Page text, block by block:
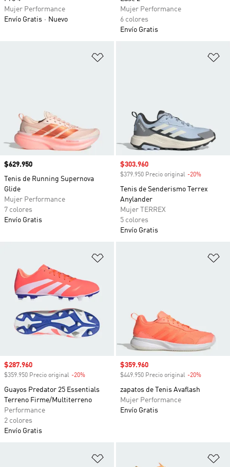
Mujer Performance
Envío Gratis
Nuevo
Mujer Performance
6 colores
Envío Gratis
Precio
$629.950
Tenis de Running Supernova
Glide
Mujer Performance
7 colores
Envío Gratis
Precio de venta
$303.960
$379.950 Precio original -20%
Tenis de Senderismo Terrex
Anylander
Mujer TERREX
5 colores
Envío Gratis
Precio de venta
$287.960
$359.950 Precio original -20%
Guayos Predator 25 Essentials
Terreno Firme/Multiterreno
Performance
2 colores
Envío Gratis
Precio de venta
$359.960
$449.950 Precio original -20%
zapatos de Tenis Avaflash
Mujer Performance
Envío Gratis